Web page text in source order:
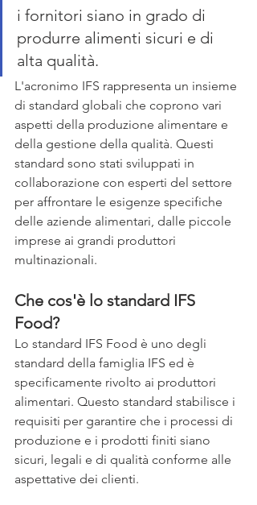
i fornitori siano in grado di
produrre alimenti sicuri e di
alta qualità.
L'acronimo IFS rappresenta un insieme
di standard globali che coprono vari
aspetti della produzione alimentare e
della gestione della qualità. Questi
standard sono stati sviluppati in
collaborazione con esperti del settore
per affrontare le esigenze specifiche
delle aziende alimentari, dalle piccole
imprese ai grandi produttori
multinazionali.
Che cos'è lo standard IFS
Food?
Lo standard IFS Food è uno degli
standard della famiglia IFS ed è
specificamente rivolto ai produttori
alimentari. Questo standard stabilisce i
requisiti per garantire che i processi di
produzione e i prodotti finiti siano
sicuri, legali e di qualità conforme alle
aspettative dei clienti.